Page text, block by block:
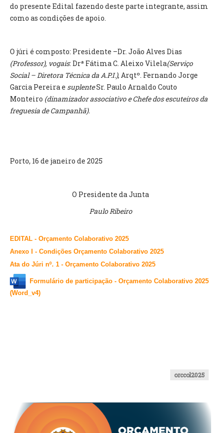
EMPREGO (GIP)
APOIO AOS DESEMPREGADOS
APOIO ÀS EMPRESAS
OFERTAS DE EMPREGO
CONTACTO E HORÁRIO GIP
CONTACTOS
do presente Edital fazendo deste parte integrante, assim
como as condições de apoio.
O júri é composto: Presidente –Dr. João Alves Dias
(Professor), vogais: Drª Fátima C. Aleixo Vilela(Serviço
Social – Diretora Técnica da A.P.I.), Arqtº. Fernando Jorge
Garcia Pereira e suplenteSr. Paulo Arnaldo Couto
Monteiro (dinamizador associativo e Chefe dos escuteiros da
freguesia de Campanhã).
Porto, 16 de janeiro de 2025
O Presidente da Junta
Paulo Ribeiro
EDITAL - Orçamento Colaborativo 2025
Anexo I - Condições Orçamento Colaborativo 2025
Ata do Júri nº. 1 - Orçamento Colaborativo 2025
Formulário de participação - Orçamento Colaborativo 2025
(Word_v4)
orccol2025